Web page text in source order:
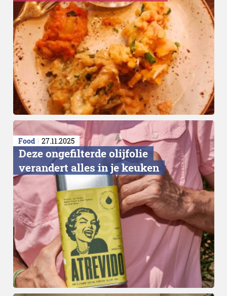
Niet verspillen
Food 27.11.2025
Deze ongefilterde olijfolie
verandert alles in je keuken